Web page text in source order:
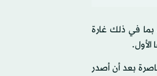
الأربعاء، بما في ذلك غارة
بعد أن أصدر